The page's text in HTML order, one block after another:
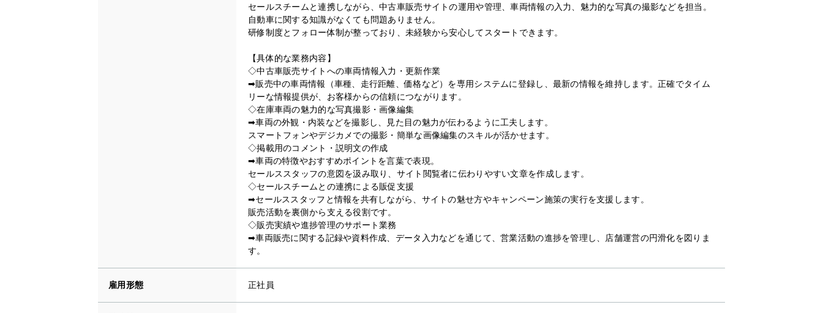
セールスチームと連携しながら、中古車販売サイトの運用や管理、車両情報の入力、魅力的な写真の撮影などを担当。
自動車に関する知識がなくても問題ありません。
研修制度とフォロー体制が整っており、未経験から安心してスタートできます。
【具体的な業務内容】
◇中古車販売サイトへの車両情報入力・更新作業
➡販売中の車両情報（車種、走行距離、価格など）を専用システムに登録し、最新の情報を維持します。正確でタイム
リーな情報提供が、お客様からの信頼につながります。
◇在庫車両の魅力的な写真撮影・画像編集
➡車両の外観・内装などを撮影し、見た目の魅力が伝わるように工夫します。
スマートフォンやデジカメでの撮影・簡単な画像編集のスキルが活かせます。
◇掲載用のコメント・説明文の作成
➡車両の特徴やおすすめポイントを言葉で表現。
セールススタッフの意図を汲み取り、サイト閲覧者に伝わりやすい文章を作成します。
◇セールスチームとの連携による販促支援
➡セールススタッフと情報を共有しながら、サイトの魅せ方やキャンペーン施策の実行を支援します。
販売活動を裏側から支える役割です。
◇販売実績や進捗管理のサポート業務
➡車両販売に関する記録や資料作成、データ入力などを通じて、営業活動の進捗を管理し、店舗運営の円滑化を図りま
す。
雇用形態 正社員